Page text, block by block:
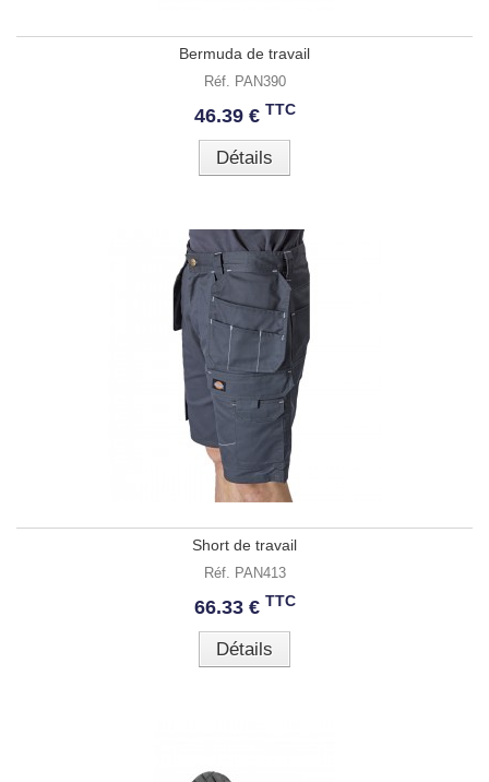
Bermuda de travail
Réf. PAN390
46.39 € TTC
Détails
Short de travail
Réf. PAN413
66.33 € TTC
Détails